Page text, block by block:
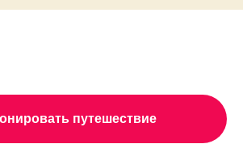
путешествие